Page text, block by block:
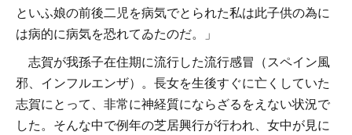
といふ娘の前後二児を病気でとられた私は此子供の為に
は病的に病気を恐れてゐたのだ。」
志賀が我孫子在住期に流行した流行感冒（スペイン風
邪、インフルエンザ）。長女を生後すぐに亡くしていた
志賀にとって、非常に神経質にならざるをえない状況で
した。そんな中で例年の芝居興行が行われ、女中が見に